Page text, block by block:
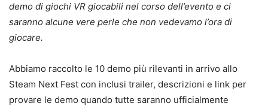
demo di giochi VR giocabili nel corso dell’evento e ci
saranno alcune vere perle che non vedevamo l’ora di
giocare.
Abbiamo raccolto le 10 demo più rilevanti in arrivo allo
Steam Next Fest con inclusi trailer, descrizioni e link per
provare le demo quando tutte saranno ufficialmente